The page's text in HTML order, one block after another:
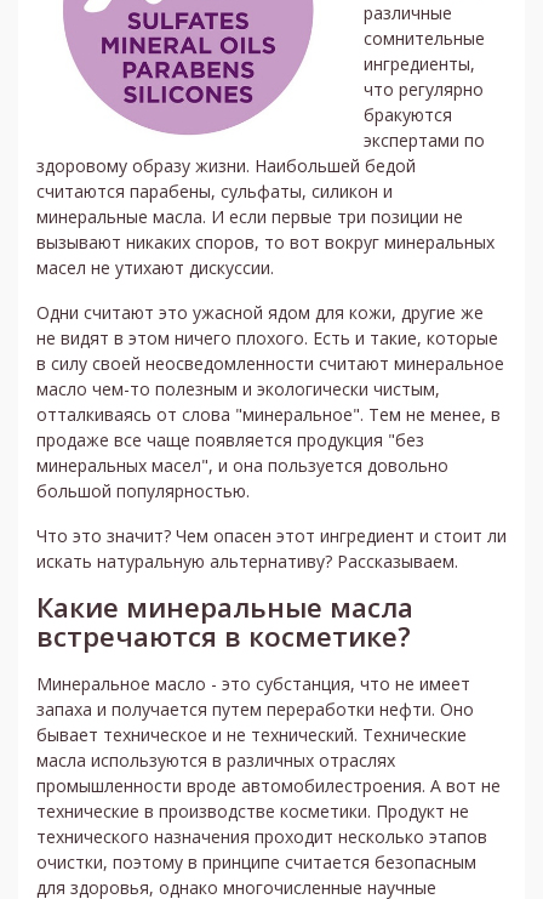
различные
сомнительные
ингредиенты,
что регулярно
бракуются
экспертами по
здоровому образу жизни. Наибольшей бедой
считаются парабены, сульфаты, силикон и
минеральные масла. И если первые три позиции не
вызывают никаких споров, то вот вокруг минеральных
масел не утихают дискуссии.
Одни считают это ужасной ядом для кожи, другие же
не видят в этом ничего плохого. Есть и такие, которые
в силу своей неосведомленности считают минеральное
масло чем-то полезным и экологически чистым,
отталкиваясь от слова "минеральное". Тем не менее, в
продаже все чаще появляется продукция "без
минеральных масел", и она пользуется довольно
большой популярностью.
Что это значит? Чем опасен этот ингредиент и стоит ли
искать натуральную альтернативу? Рассказываем.
Какие минеральные масла
встречаются в косметике?
Минеральное масло - это субстанция, что не имеет
запаха и получается путем переработки нефти. Оно
бывает техническое и не технический. Технические
масла используются в различных отраслях
промышленности вроде автомобилестроения. А вот не
технические в производстве косметики. Продукт не
технического назначения проходит несколько этапов
очистки, поэтому в принципе считается безопасным
для здоровья, однако многочисленные научные